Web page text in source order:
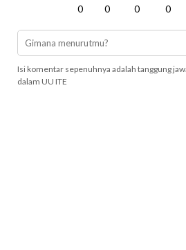
0 0 0 0
Isi komentar sepenuhnya adalah tanggung
dalam UU ITE